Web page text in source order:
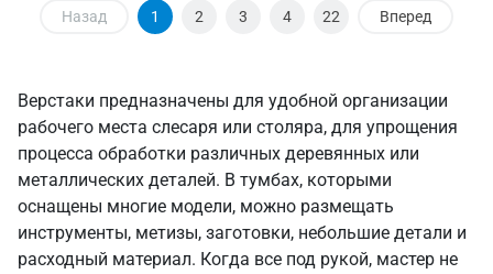
Назад 1 2 3 4 22 Вперед
Верстаки предназначены для удобной организации
рабочего места слесаря или столяра, для упрощения
процесса обработки различных деревянных или
металлических деталей. В тумбах, которыми
оснащены многие модели, можно размещать
инструменты, метизы, заготовки, небольшие детали и
расходный материал. Когда все под рукой, мастер не